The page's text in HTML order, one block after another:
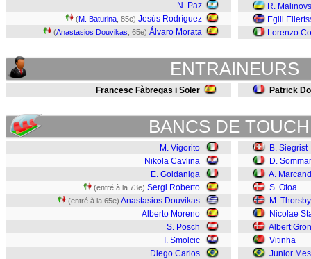
N. Paz
(M. Baturina , 85e) Jesús Rodríguez
(Anastasios Douvikas , 65e) Álvaro Morata
R.
Egill
Lorenzo
ENTRAINEURS
Francesc Fàbregas i Soler Patrick
BANCS DE
M. Vigorito
Nikola Cavlina
E. Goldaniga
(entré à la 73e) Sergi Roberto
(entré à la 65e) Anastasios Douvikas
Alberto Moreno
S. Posch
I. Smolcic
Diego Carlos
B. Siegrist
D.
A.
S. Otoa
M. Thorsby
Nicolae
Albert
Vitinha
Junior